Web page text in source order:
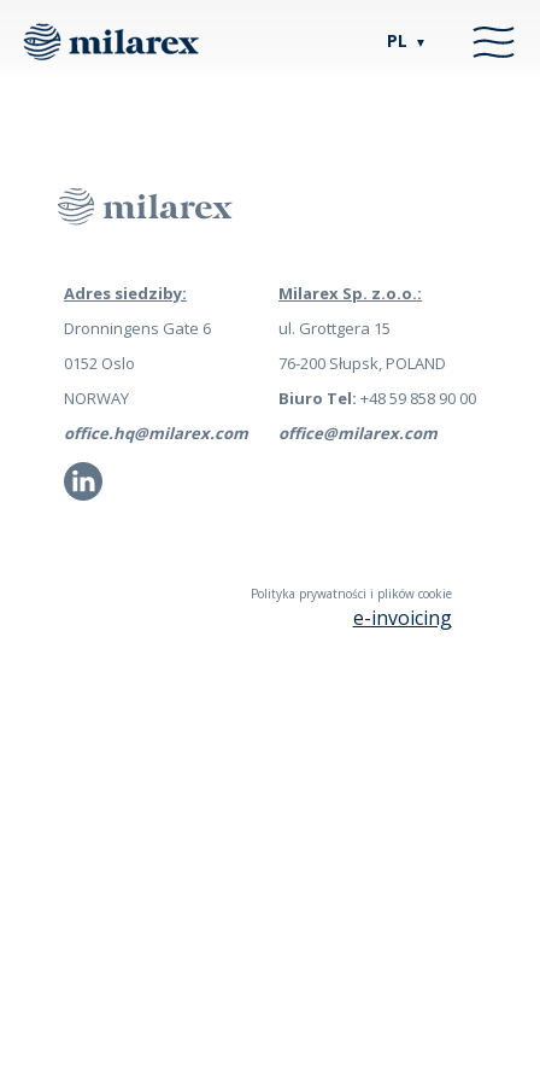
PL ▼
Adres siedziby:
Dronningens Gate 6
0152 Oslo
NORWAY
office.hq@milarex.com
Li
Milarex Sp. z.o.o.:
ul. Grottgera 15
76-200 Słupsk, POLAND
Biuro Tel: +48 59 858 90 00
office@milarex.com
Polityka prywatności i plików cookie
e-invoicing